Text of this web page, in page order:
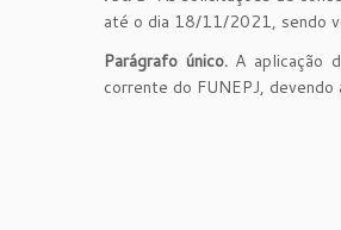
até o dia 18/11/2021, sendo
Parágrafo único. A aplicação
corrente do FUNEPJ,